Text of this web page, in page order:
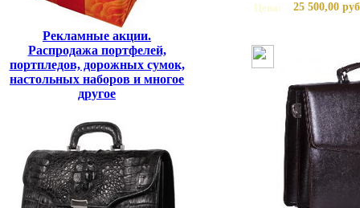
Рекламные акции.
Распродажа портфелей,
портпледов, дорожных сумок,
настольных наборов и многое
другое
Цена:
25 500,00